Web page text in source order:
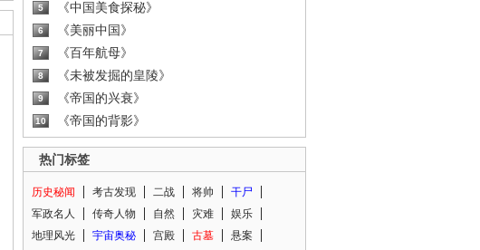
5 《中国美食探秘》
6 《美丽中国》
7 《百年航母》
8 《未被发掘的皇陵》
9 《帝国的兴衰》
10 《帝国的背影》
热门标签
历史秘闻 考古发现 二战 将帅
干尸
军政名人
传奇人物 自然 灾难
娱乐
地理风光
宇宙奥秘 宫殿 古墓
悬案